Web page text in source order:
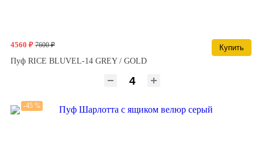
4560 ₽ 7600 ₽
Купить
Пуф RICE BLUVEL-14 GREY / GOLD
-45 %